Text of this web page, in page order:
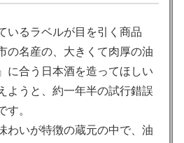
いるラベルが目を引く商品
の名産の、大きくて肉厚の油
に合う日本酒を造ってほしい
ようと、約一年半の試行錯誤
す。
わいが特徴の蔵元の中で、油